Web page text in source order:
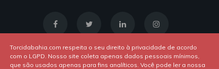
Torcidabahia.com respeita o seu direito à privacidade de acordo
com o LGPD. Nosso site coleta apenas dados pessoais mínimos,
que são usados apenas para fins analíticos. Você pode ler a nossa